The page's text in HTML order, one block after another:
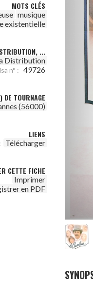
MOTS CLÉS
musique
existentielle
...
Distribution
n° : 49726
DE TOURNAGE
(56000)
LIENS
Télécharger
CETTE FICHE
Imprimer
en PDF